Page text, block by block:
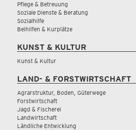
Pflege & Betreuung
Soziale Dienste & Beratung
Sozialhilfe
Beihilfen & Kurplätze
KUNST & KULTUR
Kunst & Kultur
LAND- & FORSTWIRTSCHAFT
Agrarstruktur, Boden, Güterwege
Forstwirtschaft
Jagd & Fischerei
Landwirtschaft
Ländliche Entwicklung